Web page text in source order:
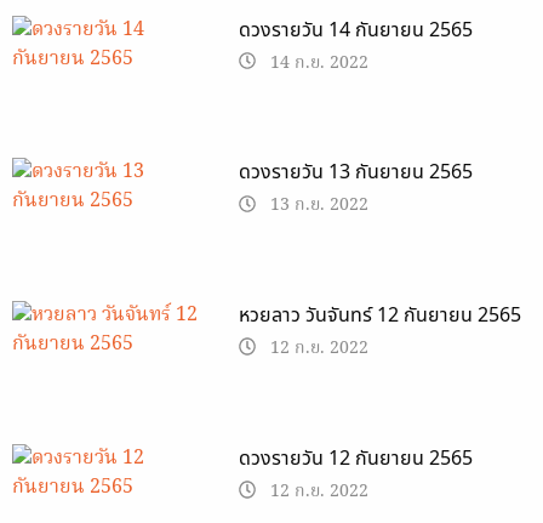
ดวงรายวัน 14 กันยายน 2565
14 ก.ย. 2022
ดวงรายวัน 13 กันยายน 2565
13 ก.ย. 2022
หวยลาว วันจันทร์ 12 กันยายน 2565
12 ก.ย. 2022
ดวงรายวัน 12 กันยายน 2565
12 ก.ย. 2022